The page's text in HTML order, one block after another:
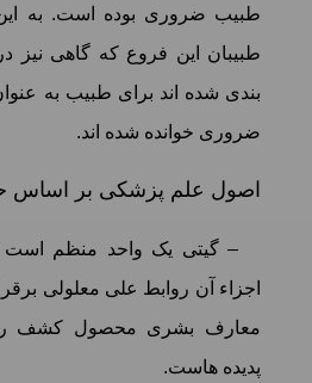
طبیب ضروری بوده است. به این
طبیبان این فروع که گاهی نیز
بندی شده اند برای طبیب به
ضروری خوانده شده اند.
اصول علم پزشکی بر اساس
– گیتی یک واحد منظم است
اجزاء آن روابط علی معلولی
معارف بشری محصول کشف
پدیده هاست.